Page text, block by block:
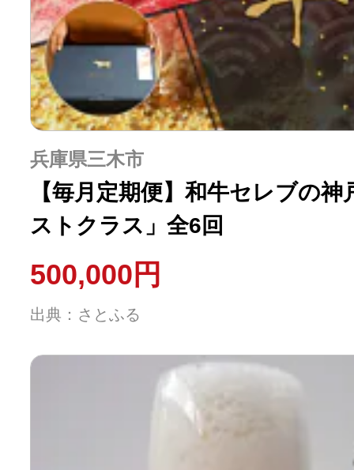
兵庫県三木市
【毎月定期便】和牛セレブの
ストクラス」全6回
500,000円
出典：さとふる